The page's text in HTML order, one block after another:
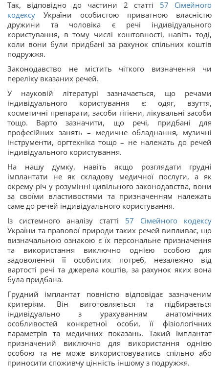
Так, відповідно до частини 2 статті 57 Сімейного
кодексу України особистою приватною власністю
дружини та чоловіка є речі індивідуального
користування, в тому числі коштовності, навіть тоді,
коли вони були придбані за рахунок спільних коштів
подружжя.
Законодавство не містить чіткого визначення чи
переліку вказаних речей.
У науковій літературі зазначається, що речами
індивідуального користування є: одяг, взуття,
косметичні препарати, засоби гігієни, лікувальні засоби
тощо. Варто зазначити, що речі, придбані для
професійних занять – медичне обладнання, музичні
інструменти, оргтехніка тощо – не належать до речей
індивідуального користування.
На нашу думку, навіть якщо розглядати грудні
імплантати не як складову медичної послуги, а як
окрему річ у розумінні цивільного законодавства, вони
за своїми властивостями та призначенням належать
саме до речей індивідуального користування.
Із системного аналізу статті 57 Сімейного кодексу
України та правової природи таких речей випливає, що
визначальною ознакою є їх персональне призначення
та використання виключно однією особою для
задоволення її особистих потреб, незалежно від
вартості речі та джерела коштів, за рахунок яких вона
була придбана.
Грудний імплантат повністю відповідає зазначеним
критеріям. Він виготовляється та підбирається
індивідуально з урахуванням анатомічних
особливостей конкретної особи, її фізіологічних
параметрів та медичних показань. Такий імплантат
призначений виключно для використання однією
особою та не може використовуватись спільно або
приносити споживчу цінність іншому з подружжя.